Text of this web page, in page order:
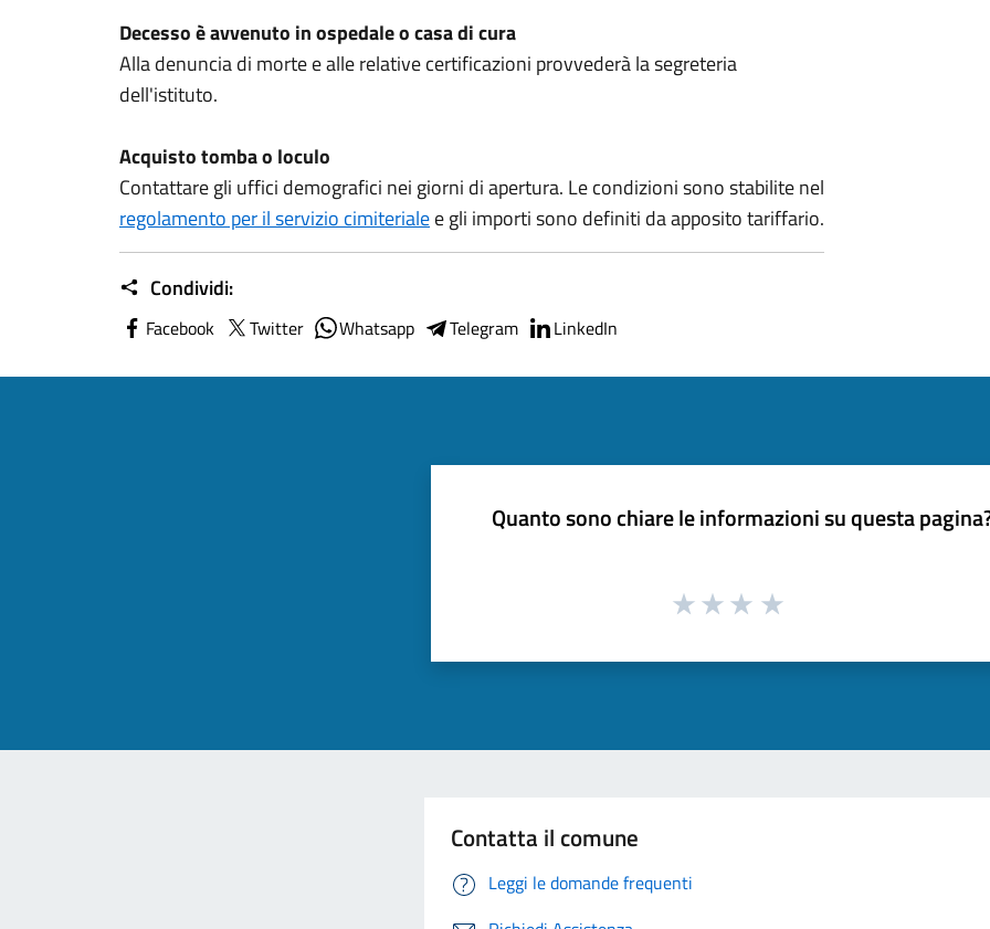
Decesso è avvenuto in ospedale o casa di cura
Alla denuncia di morte e alle relative certificazioni provvederà la segreteria
dell'istituto.
Acquisto tomba o loculo
Contattare gli uffici demografici nei giorni di apertura. Le condizioni sono stabilite nel
regolamento per il servizio cimiterialee gli importi sono definiti da apposito tariffario.
Condividi:
Facebook Twitter Whatsapp Telegram LinkedIn
Quanto sono chiare le informazioni su questa
Contatta il comune
Leggi le domande frequenti